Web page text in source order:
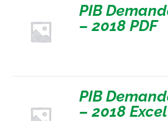
PIB
– 2018 PDF
PIB
– 2018 Excel